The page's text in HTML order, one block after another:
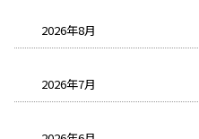
2026年8月
2026年7月